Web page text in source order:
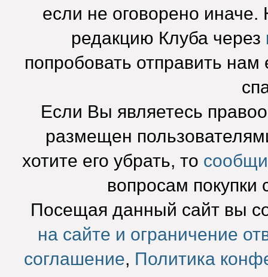
если не оговорено
редакцию Клуба через
попробовать отправить нам
Если Вы являетесь
размещен
хотите его убрать, то
вопросам покупки
Посещая данный сайт вы
на сайте и ограничение
соглашение, Политика